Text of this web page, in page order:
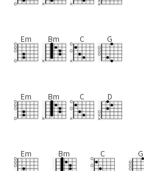
Em Bm C G
Em Bm C D
Em Bm C G